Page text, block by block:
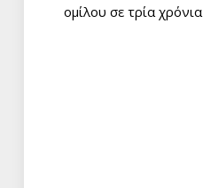
ομίλου σε τρία χρόνια